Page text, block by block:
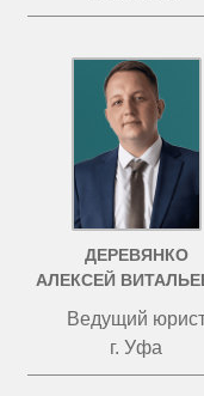
ДЕРЕВЯНКО
АЛЕКСЕЙ
Ведущий
г. Уфа